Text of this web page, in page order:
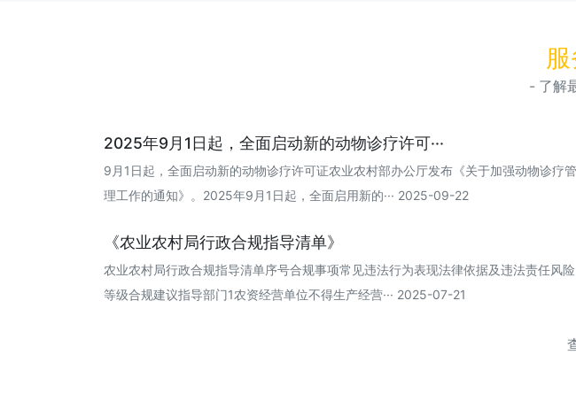
- 了解
2025年9月1日起，全面启动新的动物诊疗许可···
9月1日起，全面启动新的动物诊疗许可证农业农村部办公厅发布《关于加强动物诊疗管
理工作的通知》。2025年9月1日起，全面启用新的··· 2025-09-22
《农业农村局行政合规指导清单》
农业农村局行政合规指导清单序号合规事项常见违法行为表现法律依据及违法责任风险
等级合规建议指导部门1农资经营单位不得生产经营··· 2025-07-21